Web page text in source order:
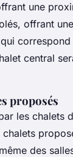
une
offrant
central
proposés
les chalets
des